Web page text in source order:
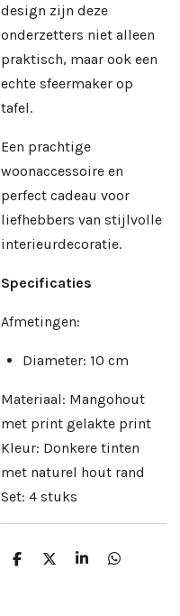
design zijn deze
onderzetters niet alleen
praktisch, maar ook een
echte sfeermaker op
tafel.
Een prachtige
woonaccessoire en
perfect cadeau voor
liefhebbers van stijlvolle
interieurdecoratie.
Specificaties
Afmetingen:
Diameter: 10 cm
Materiaal: Mangohout
met print gelakte print
Kleur: Donkere tinten
met naturel hout rand
Set: 4 stuks
D
D
S
D